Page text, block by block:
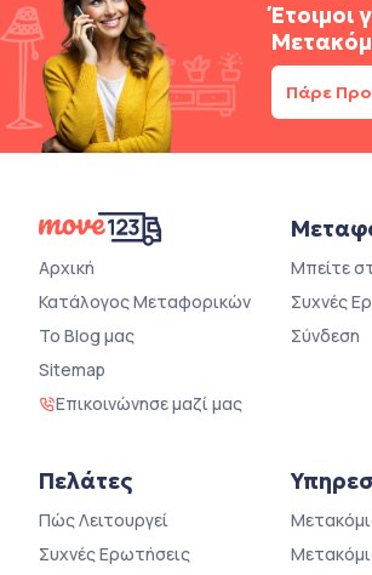
Έτοιμοι
Πάρε
Αρχική
Κατάλογος Μεταφορικών
Το Blog μας
Sitemap
Επικοινώνησε μαζί μας
Μπείτε
Συχνές
Σύνδεση
Πελάτες
Πώς Λειτουργεί
Συχνές Ερωτήσεις